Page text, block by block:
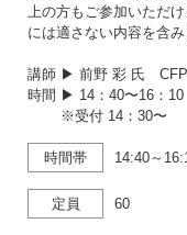
上の方もご参加いただ
には適さない内容を含
講師 ▶ 前野 彩 氏 CFP
時間 ▶ 14：40〜16：10
※受付 14：30〜
時間帯 14:40～
定員 60